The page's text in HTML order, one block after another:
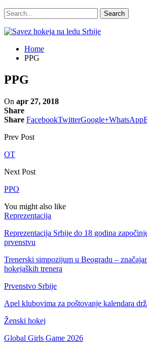
Home
PPG
PPG
On apr 27, 2018
Share
Share FacebookTwitterGoogle+WhatsApp
Prev Post
OT
Next Post
PPO
You might also like
Reprezentacija
Reprezentacija Srbije do 18 godina
prvenstvu
Trenerski simpozijum u Beogradu –
hokejaških trenera
Prvenstvo Srbije
Apel klubovima za poštovanje kalendara
Ženski hokej
Global Girls Game 2026